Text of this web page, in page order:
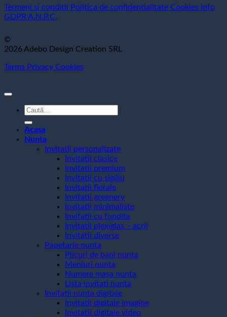
Termeni si conditii Politica de confidentialitate Cookies Info
GDPR A.N.P.C.
©
2026 Adebo Design Creation SRL
Terms Privacy Cookies
Caută
după:
Acasa
Nunta
Invitatii personalizate
Invitatii clasice
Invitatii premium
Invitatii cu sigiliu
Invitatii florale
Invitatii greenery
Invitatii minimaliste
Invitatii cu fundita
Invitatii plexiglas – acril
Invitatii diverse
Papetarie nunta
Plicuri de bani nunta
Meniuri nunta
Numere masa nunta
Lista invitati nunta
Invitatii nunta digitale
Invitatii digitale imagine
Invitatii digitale video